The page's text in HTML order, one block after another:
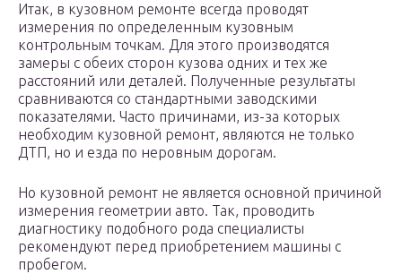
Итак, в кузовном ремонте всегда проводят
измерения по определенным кузовным
контрольным точкам. Для этого производятся
замеры с обеих сторон кузова одних и тех же
расстояний или деталей. Полученные результаты
сравниваются со стандартными заводскими
показателями. Часто причинами, из-за которых
необходим кузовной ремонт, являются не только
ДТП, но и езда по неровным дорогам.
Но кузовной ремонт не является основной причиной
измерения геометрии авто. Так, проводить
диагностику подобного рода специалисты
рекомендуют перед приобретением машины с
пробегом.